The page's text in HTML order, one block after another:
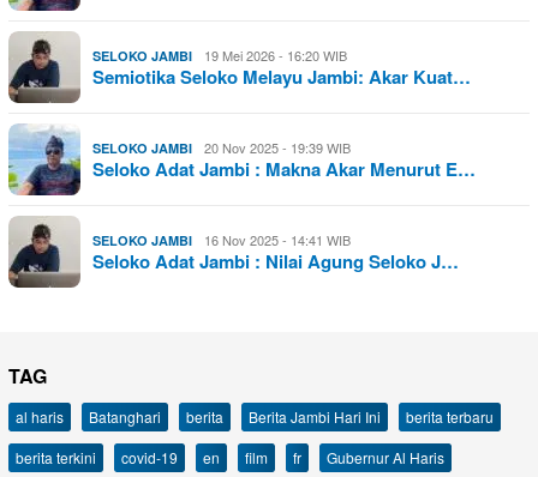
SELOKO JAMBI 19 Mei 2026 - 16:20 WIB
Semiotika Seloko Melayu Jambi: Akar Kuat…
SELOKO JAMBI 20 Nov 2025 - 19:39 WIB
Seloko Adat Jambi : Makna Akar Menurut E…
SELOKO JAMBI 16 Nov 2025 - 14:41 WIB
Seloko Adat Jambi : Nilai Agung Seloko J…
TAG
al haris Batanghari berita Berita Jambi Hari Ini
berita terbaru
berita terkini
covid-19 en film fr
Gubernur Al Haris